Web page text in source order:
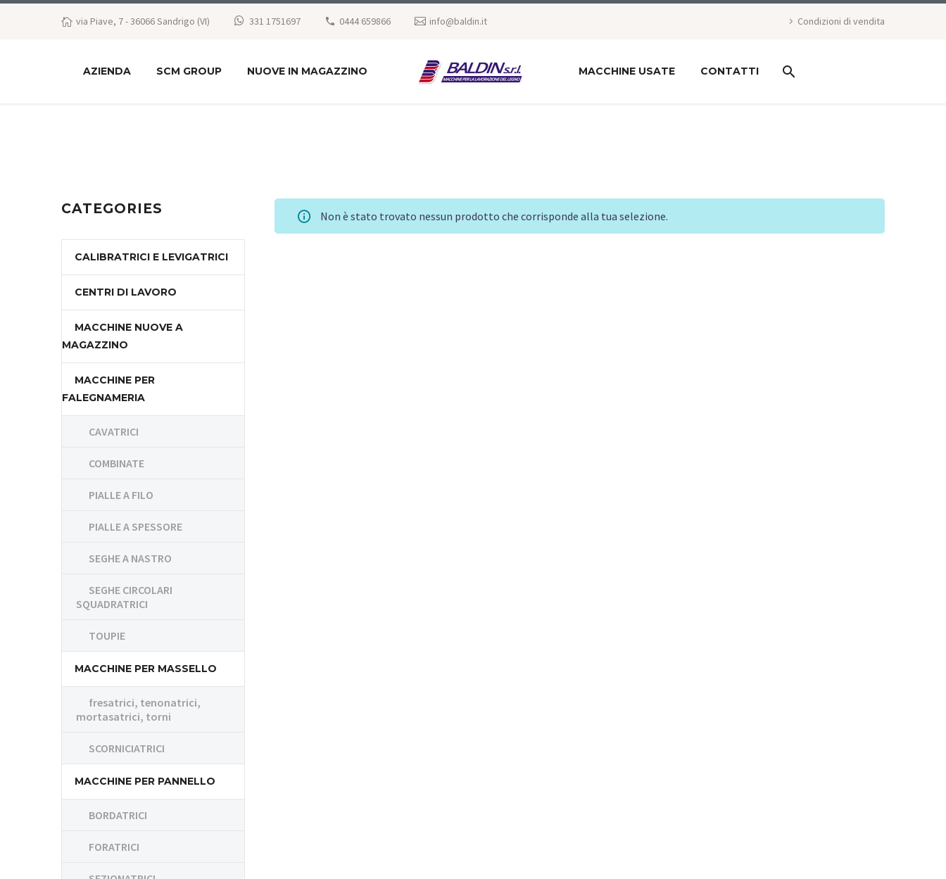
via Piave, 7 - 36066 Sandrigo (VI) 331 1751697 0444 659866 info@baldin.it Condizioni di vendita
AZIENDA SCM GROUP NUOVE IN MAGAZZINO MACCHINE USATE CONTATTI
Non è stato trovato nessun prodotto che corrisponde alla tua selezione.
CATEGORIES
CALIBRATRICI E LEVIGATRICI
CENTRI DI LAVORO
MACCHINE NUOVE A
MAGAZZINO
MACCHINE PER
FALEGNAMERIA
CAVATRICI
COMBINATE
PIALLE A FILO
PIALLE A SPESSORE
SEGHE A NASTRO
SEGHE CIRCOLARI
SQUADRATRICI
TOUPIE
MACCHINE PER MASSELLO
fresatrici, tenonatrici,
mortasatrici, torni
SCORNICIATRICI
MACCHINE PER PANNELLO
BORDATRICI
FORATRICI